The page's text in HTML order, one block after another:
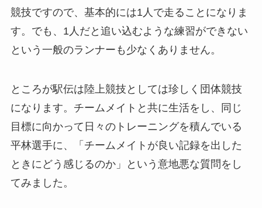
競技ですので、基本的には1人で走ることになりま
す。でも、1人だと追い込むような練習ができない
という一般のランナーも少なくありません。
ところが駅伝は陸上競技としては珍しく団体競技
になります。チームメイトと共に生活をし、同じ
目標に向かって日々のトレーニングを積んでいる
平林選手に、「チームメイトが良い記録を出した
ときにどう感じるのか」という意地悪な質問をし
てみました。